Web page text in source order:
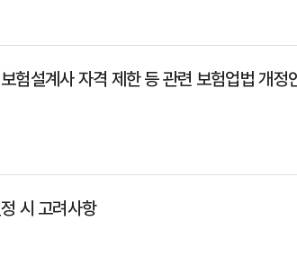
험설계사 자격 제한 등 관련 보험업법 개정
시 고려사항